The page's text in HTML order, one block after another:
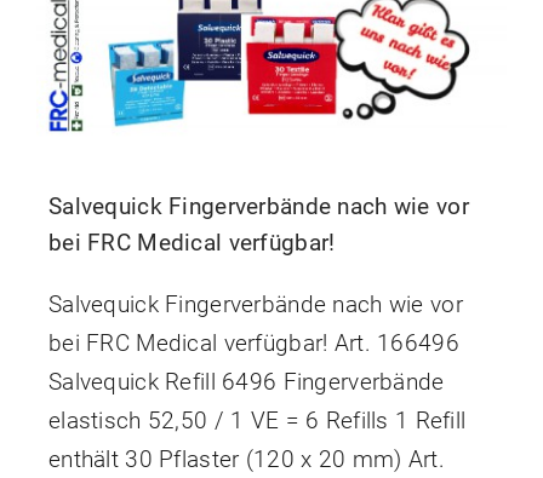
Kontakt
Shop
Blog
Salvequick Fingerverbände nach wie vor
bei FRC Medical verfügbar!
Salvequick Fingerverbände nach wie vor
bei FRC Medical verfügbar! Art. 166496
Salvequick Refill 6496 Fingerverbände
elastisch 52,50 / 1 VE = 6 Refills 1 Refill
enthält 30 Pflaster (120 x 20 mm) Art.